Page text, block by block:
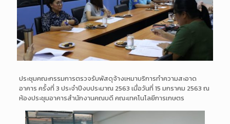
ประชุมคณะกรรมการตรวจรับพัสดุจ้างเหมาบริการทำความสะอาด
อาคาร ครั้งที่ 3 ประจำปีงบประมาณ 2563 เมื่อวันที่ 15 มกราคม 2563 ณ
ห้องประชุมอาคารสำนักงานคณบดี คณะเทคโนโลยีการเกษตร